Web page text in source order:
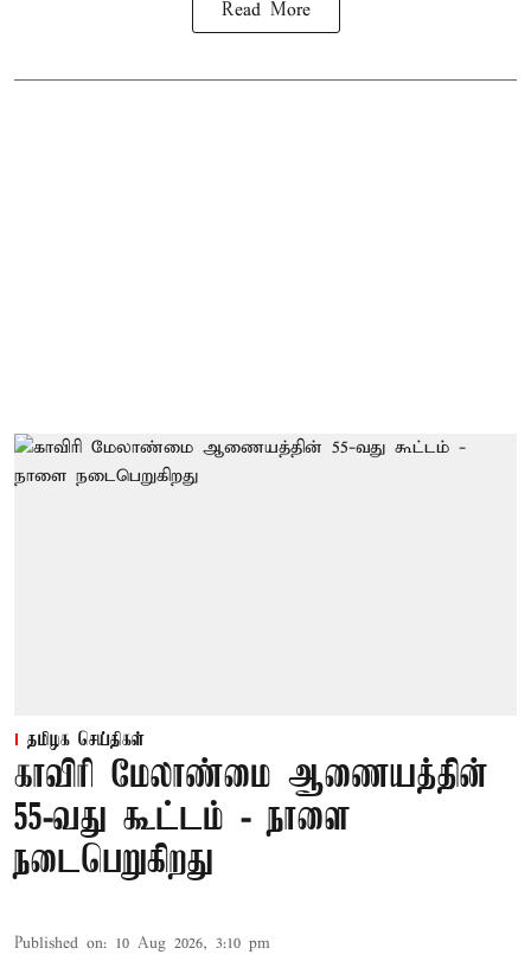
Read More
தமிழக செய்திகள்
காவிரி மேலாண்மை ஆணையத்தின்
55-வது கூட்டம் - நாளை
நடைபெறுகிறது
Published on: 10 Aug 2026, 3:10 pm